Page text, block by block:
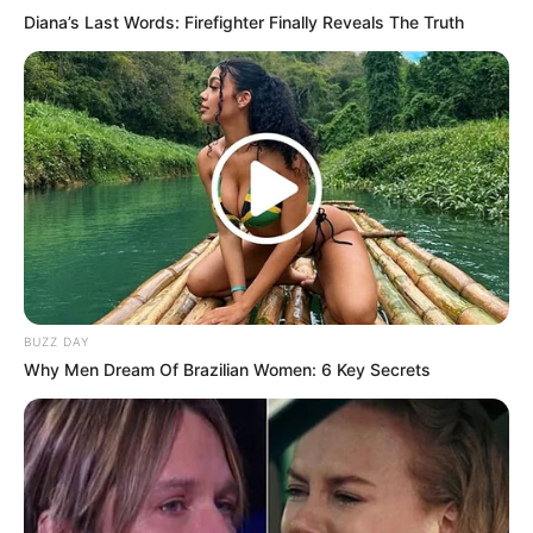
Boss Natpongpon Suddee
OST (Original Soundtrack)
–
Trailer
Diana’s Last Words: Firefighter Finally Reveals The Truth
BUZZ DAY
Why Men Dream Of Brazilian Women: 6 Key Secrets